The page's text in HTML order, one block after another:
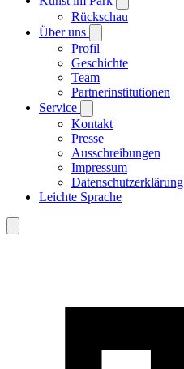
Rückschau
Über uns
Profil
Geschichte
Team
Partnerinstitutionen
Service
Kontakt
Presse
Ausschreibungen
Impressum
Datenschutzerklärung
Leichte Sprache